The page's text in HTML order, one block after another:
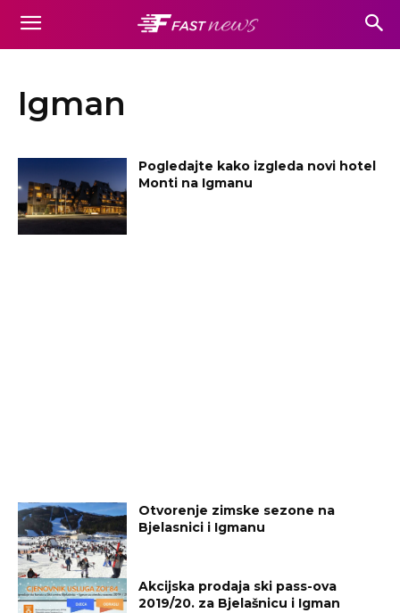
Igman
Pogledajte kako izgleda novi hotel
Monti na Igmanu
Otvorenje zimske sezone na
Bjelasnici i Igmanu
Akcijska prodaja ski pass-ova
2019/20. za Bjelašnicu i Igman